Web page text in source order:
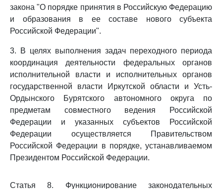
закона "О порядке принятия в Российскую Федерацию
и образования в ее составе нового субъекта
Российской Федерации".
3. В целях выполнения задач переходного периода
координация деятельности федеральных органов
исполнительной власти и исполнительных органов
государственной власти Иркутской области и Усть-
Ордынского Бурятского автономного округа по
предметам совместного ведения Российской
Федерации и указанных субъектов Российской
Федерации осуществляется Правительством
Российской Федерации в порядке, устанавливаемом
Президентом Российской Федерации.
Статья 8. Функционирование законодательных